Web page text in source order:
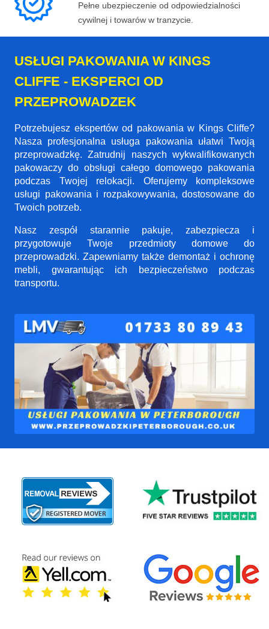
Pełne ubezpieczenie od odpowiedzialności
cywilnej i towarów w tranzycie.
USŁUGI PAKOWANIA W KINGS
CLIFFE - EKSPERCI OD
PRZEPROWADZEK
Potrzebujesz ekspertów od pakowania w Kings Cliffe?
Nasza profesjonalna usługa pakowania ułatwi Twoją
przeprowadzkę. Zatrudnij naszych wykwalifikowanych
pakowaczy do obsługi całego domowego pakowania
podczas Twojej relokacji. Oferujemy kompleksowe
usługi pakowania i rozpakowywania, dostosowane do
Twoich potrzeb.
Nasz zespół starannie pakuje, zabezpiecza i
przygotowuje Twoje przedmioty domowe do
przeprowadzki. Zapewniamy także demontaż i ochronę
mebli, gwarantując ich bezpieczeństwo podczas
transportu.